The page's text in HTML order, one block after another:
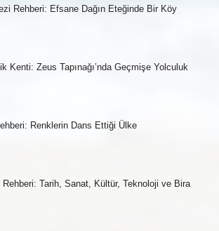
Rehberi: Efsane Dağın Eteğinde Bir Köy
Kenti: Zeus Tapınağı’nda Geçmişe Yolculuk
Renklerin Dans Ettiği Ülke
Rehberi: Tarih, Sanat, Kültür, Teknoloji ve Bira